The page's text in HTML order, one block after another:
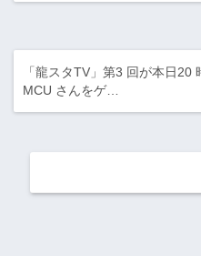
「龍スタTV」第3 回が本日20
MCU さんをゲ…